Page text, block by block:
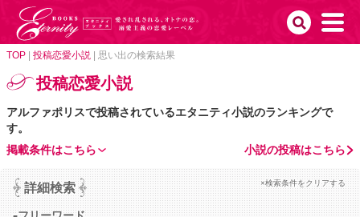
TOP 投稿恋愛小説 思い出の検索結果
投稿恋愛小説
アルファポリスで投稿されているエタニティ小説のランキングで
す。
小説の投稿はこちら
掲載条件はこちら
詳細検索 ×検索条件をクリアする